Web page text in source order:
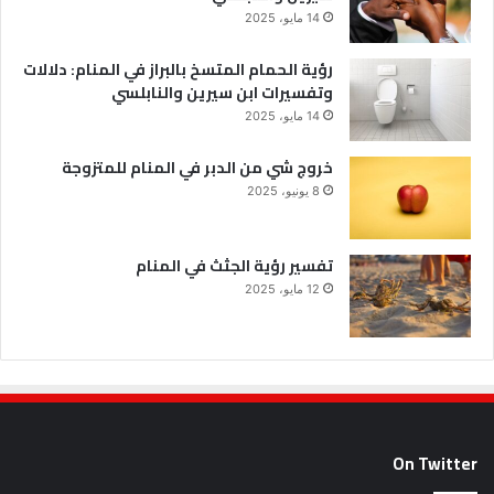
14 مايو، 2025
رؤية الحمام المتسخ بالبراز في المنام: دلالات
وتفسيرات ابن سيرين والنابلسي
14 مايو، 2025
خروج شي من الدبر في المنام للمتزوجة
8 يونيو، 2025
تفسير رؤية الجثث في المنام
12 مايو، 2025
On Twitter